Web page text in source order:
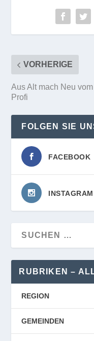
VORHERIGE
Aus Alt mach Neu vom
Profi
FOLGEN SIE
FACEBOOK
INSTAGRAM
RUBRIKEN –
REGION
GEMEINDEN